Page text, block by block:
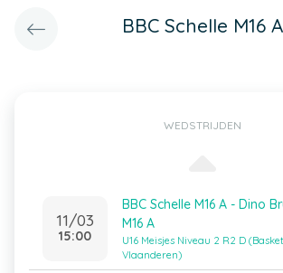
BBC Schelle M16 A
WEDSTRIJDEN
11/03
15:00
BBC Schelle M16 A - Dino
M16 A
U16 Meisjes Niveau 2 R2 D
Vlaanderen)